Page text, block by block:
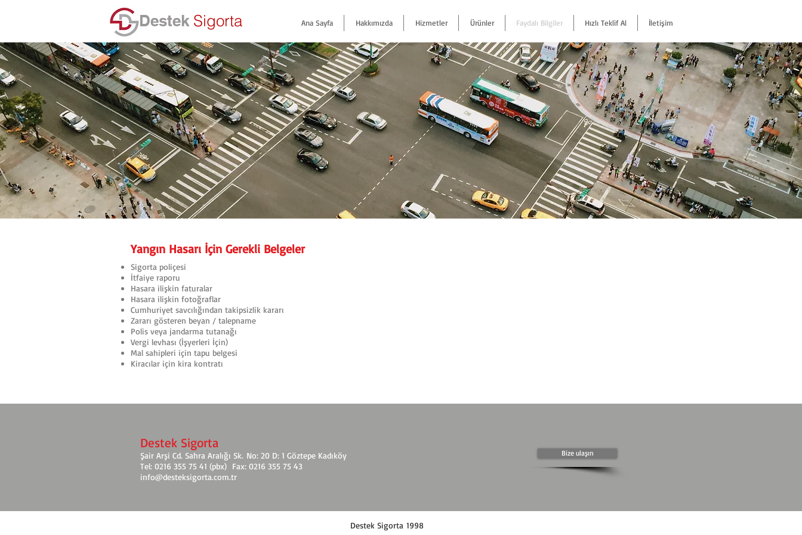
Destek Sigorta Ana Sayfa Hakkımızda Hizmetler Ürünler Faydalı Bilgiler Hızlı Teklif Al İletişim
Yangın Hasarı İçin Gerekli Belgeler
Sigorta poliçesi
İtfaiye raporu
Hasara ilişkin faturalar
Hasara ilişkin fotoğraflar
Cumhuriyet savcılığından takipsizlik kararı
Zararı gösteren beyan / talepname
Polis veya jandarma tutanağı
Vergi levhası (İşyerleri İçin)
Mal sahipleri için tapu belgesi
Kiracılar için kira kontratı
Destek Sigorta
Şair Arşi Cd. Sahra Aralığı Sk. No: 20 D: 1 Göztepe Kadıköy
Tel: 0216 355 75 41 (pbx) Fax: 0216 355 75 43
info@desteksigorta.com.tr
Bize ulaşın
Destek Sigorta 1998